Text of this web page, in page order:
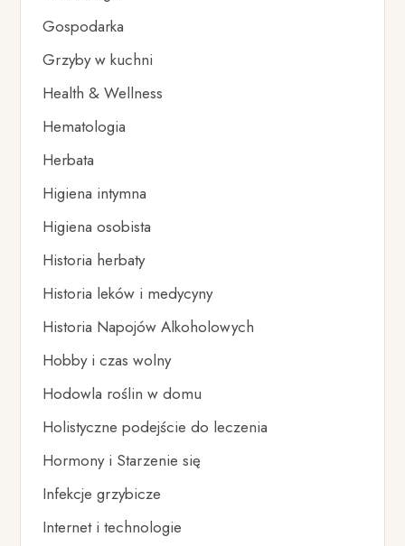
Gospodarka
Grzyby w kuchni
Health & Wellness
Hematologia
Herbata
Higiena intymna
Higiena osobista
Historia herbaty
Historia leków i medycyny
Historia Napojów Alkoholowych
Hobby i czas wolny
Hodowla roślin w domu
Holistyczne podejście do leczenia
Hormony i Starzenie się
Infekcje grzybicze
Internet i technologie